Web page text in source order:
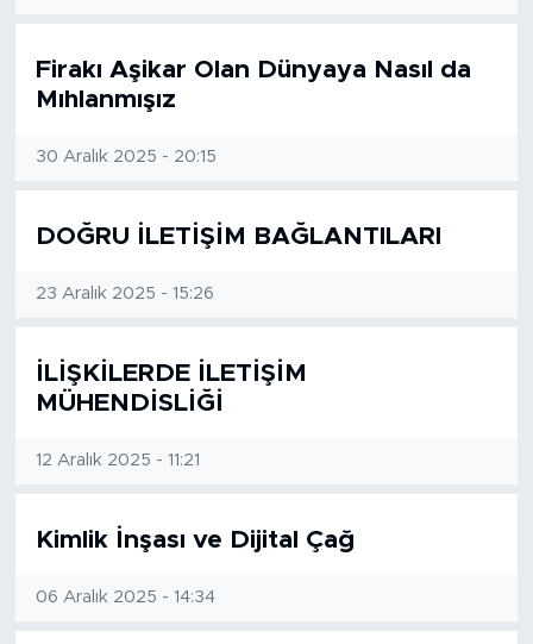
Firakı Aşikar Olan Dünyaya Nasıl da
Mıhlanmışız
30 Aralık 2025 - 20:15
DOĞRU İLETİŞİM BAĞLANTILARI
23 Aralık 2025 - 15:26
İLİŞKİLERDE İLETİŞİM
MÜHENDİSLİĞİ
12 Aralık 2025 - 11:21
Kimlik İnşası ve Dijital Çağ
06 Aralık 2025 - 14:34
KARİKATÜR
KULİS
Haber Arşivi